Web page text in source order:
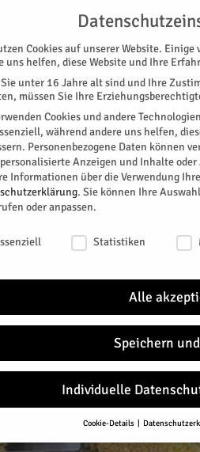
KONTAKT
SPEZIAL E-PAPER
Chance?
Cookies auf unserer Website.
uns helfen, diese Website und Ihre
unter 16 Jahre alt sind und Ihre
müssen Sie Ihre
Cookies und andere
während andere uns helfen,
Personenbezogene Daten können
Anzeigen und Inhalte
Informationen über die Verwendung
. Sie können Ihre
oder anpassen.
Statistiken
Alle
Speichern
Individuelle
Cookie-Details